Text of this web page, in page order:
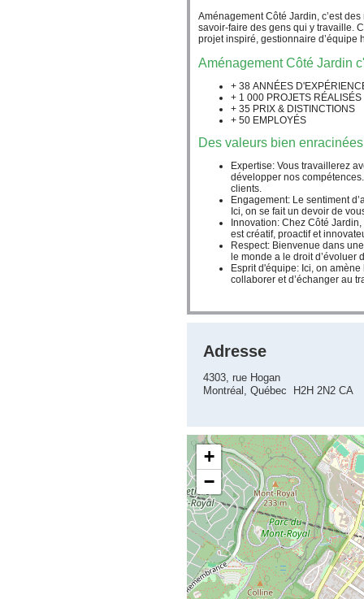
Aménagement Côté Jardin, c’est
savoir-faire des gens qui y travaille.
projet inspiré, gestionnaire d’équipe
Aménagement Côté Jardin
+ 38 ANNÉES
+ 1 000 PROJETS RÉALISÉS
+ 35 PRIX & DISTINCTIONS
+ 50 EMPLOYÉS
Des valeurs bien enracinées
Expertise: Vous travaillerez
développer nos
clients.
Engagement: Le sentiment
Ici, on se fait un devoir de
Innovation: Chez Côté
est créatif, proactif et
Respect: Bienvenue dans
le monde a le droit d’évoluer
Esprit d'équipe: Ici, on
collaborer et d’échanger au
Adresse
4303, rue Hogan
Montréal, Québec H2H 2N2 CA
+
−